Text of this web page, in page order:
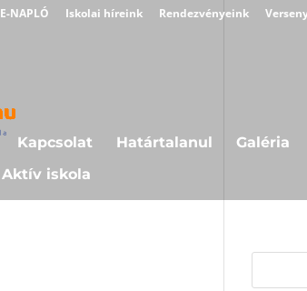
E-NAPLÓ Iskolai híreink Rendezvényeink
Kapcsolat Határtalanul Galéria
Aktív iskola